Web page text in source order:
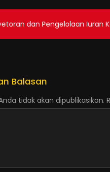
dan Pengelolaan Iuran
Balasan
tidak akan dipublikasikan.